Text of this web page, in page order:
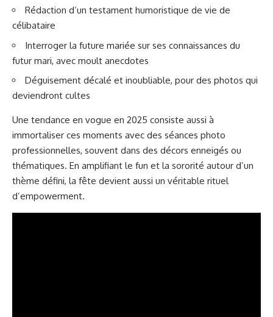
Rédaction d’un testament humoristique de vie de
célibataire
Interroger la future mariée sur ses connaissances du
futur mari, avec moult anecdotes
Déguisement décalé et inoubliable, pour des photos qui
deviendront cultes
Une tendance en vogue en 2025 consiste aussi à
immortaliser ces moments avec des séances photo
professionnelles, souvent dans des décors enneigés ou
thématiques. En amplifiant le fun et la sororité autour d’un
thème défini, la fête devient aussi un véritable rituel
d’empowerment.